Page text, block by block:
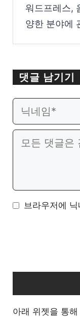
워드프레스,
양한 분야에
댓글 남기기
댓
이
일
웹
이
브라우저에
아래 위젯을 통